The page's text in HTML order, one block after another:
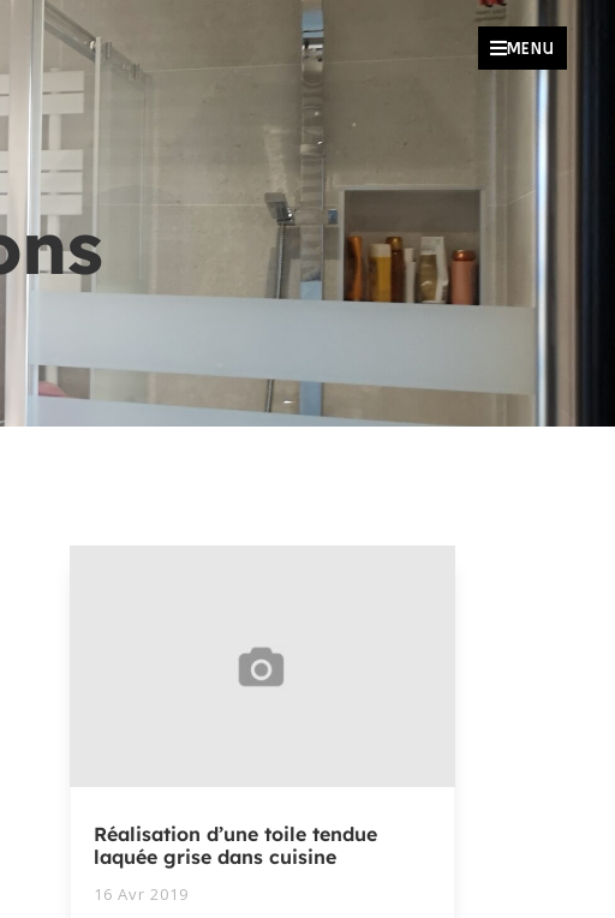
MENU
Réalisation d’une toile tendue
laquée grise dans cuisine
16 Avr 2019